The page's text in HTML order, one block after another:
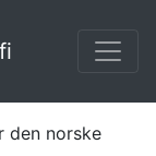
den norske